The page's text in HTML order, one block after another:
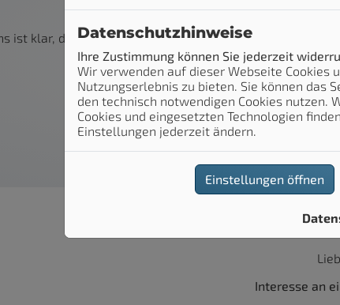
Jede Bewerbung
ist klar, dass Sie sich bei Ihrer Bewerbung mit großer
entsprechende
Wir freuen uns über
Interesse an
Datenschutzhinweise
Ihre Zustimmung können Sie jederzeit
Wir verwenden auf dieser Webseite Cookies
Nutzungserlebnis zu bieten. Sie können das
den technisch notwendigen Cookies
Cookies und eingesetzten Technologien
Einstellungen jederzeit ändern.
Einstellungen öffnen